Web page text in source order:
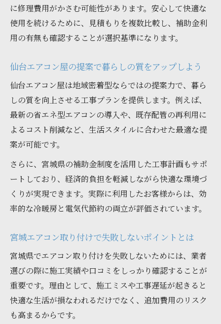
に修理費用がかさむ可能性があります。安心して快適な
使用を続けるために、見積もりを複数比較し、補助金利
用の有無も確認することが選択基準になります。
仙台エアコン屋の提案で暮らしの質をアップしよう
仙台エアコン屋は地域密着型ならではの提案力で、暮ら
しの質を向上させる工事プランを提供します。例えば、
最新の省エネ型エアコンの導入や、既存配管の再利用に
よるコスト削減など、生活スタイルに合わせた最適な提
案が可能です。
さらに、宮城県の補助金制度を活用した工事計画もサポ
ートしており、経済的負担を軽減しながら快適な環境づ
くりが実現できます。実際に利用したお客様からは、効
率的な冷暖房と電気代節約の両立が評価されています。
宮城エアコン取り付けで失敗しないポイントとは
宮城県でエアコン取り付けを失敗しないためには、業者
選びの際に施工実績や口コミをしっかり確認することが
重要です。理由として、施工ミスや工事遅延が起きると
快適な生活が損なわれるだけでなく、追加費用のリスク
も高まるからです。